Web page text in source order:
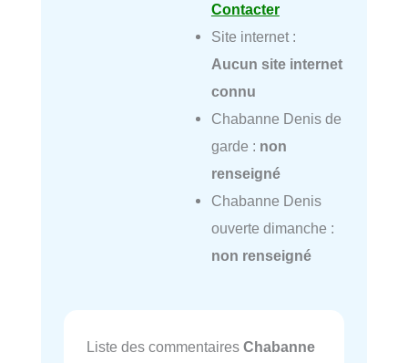
Contacter
Site internet :
Aucun site internet
connu
Chabanne Denis de
garde : non
renseigné
Chabanne Denis
ouverte dimanche :
non renseigné
Liste des commentaires Chabanne